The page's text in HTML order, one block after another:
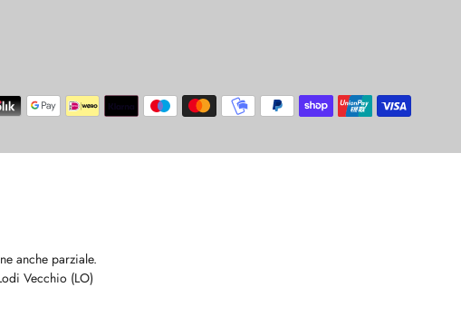
anche parziale.
Vecchio (LO)